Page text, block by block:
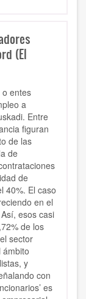
(El
o entes
a
Entre
figuran
de las
de
de
40%. El caso
en el
esos casi
de los
sector
ámbito
y
con
es